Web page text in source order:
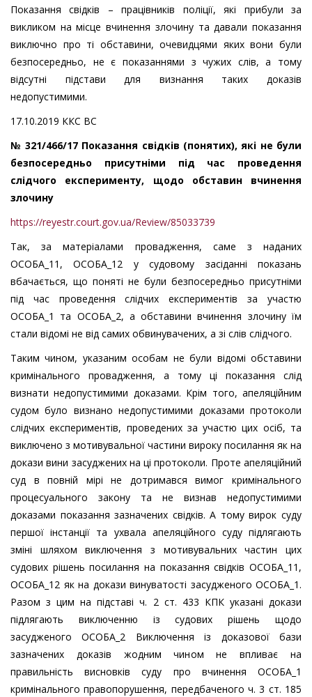
Показання свідків – працівників поліції, які прибули за
викликом на місце вчинення злочину та давали показання
виключно про ті обставини, очевидцями яких вони були
безпосередньо, не є показаннями з чужих слів, а тому
відсутні підстави для визнання таких доказів
недопустимими.
17.10.2019 ККС ВС
№ 321/466/17 Показання свідків (понятих), які не були
безпосередньо присутніми під час проведення
слідчого експерименту, щодо обставин вчинення
злочину
https://reyestr.court.gov.ua/Review/85033739
Так, за матеріалами провадження, саме з наданих
ОСОБА_11, ОСОБА_12 у судовому засіданні показань
вбачається, що поняті не були безпосередньо присутніми
під час проведення слідчих експериментів за участю
ОСОБА_1 та ОСОБА_2, а обставини вчинення злочину їм
стали відомі не від самих обвинувачених, а зі слів слідчого.
Таким чином, указаним особам не були відомі обставини
кримінального провадження, а тому ці показання слід
визнати недопустимими доказами. Крім того, апеляційним
судом було визнано недопустимими доказами протоколи
слідчих експериментів, проведених за участю цих осіб, та
виключено з мотивувальної частини вироку посилання як на
докази вини засуджених на ці протоколи. Проте апеляційний
суд в повній мірі не дотримався вимог кримінального
процесуального закону та не визнав недопустимими
доказами показання зазначених свідків. А тому вирок суду
першої інстанції та ухвала апеляційного суду підлягають
зміні шляхом виключення з мотивувальних частин цих
судових рішень посилання на показання свідків ОСОБА_11,
ОСОБА_12 як на докази винуватості засудженого ОСОБА_1.
Разом з цим на підставі ч. 2 ст. 433 КПК указані докази
підлягають виключенню із судових рішень щодо
засудженого ОСОБА_2 Виключення із доказової бази
зазначених доказів жодним чином не впливає на
правильність висновків суду про вчинення ОСОБА_1
кримінального правопорушення, передбаченого ч. 3 ст. 185